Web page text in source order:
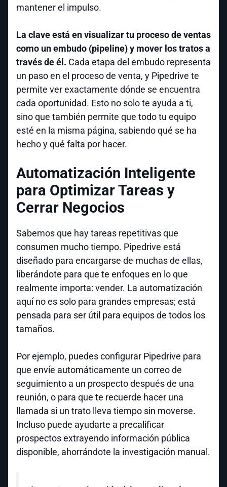
mantener el impulso.
La clave está en visualizar tu proceso de ventas
como un embudo (pipeline) y mover los tratos a
través de él. Cada etapa del embudo representa
un paso en el proceso de venta, y Pipedrive te
permite ver exactamente dónde se encuentra
cada oportunidad. Esto no solo te ayuda a ti,
sino que también permite que todo tu equipo
esté en la misma página, sabiendo qué se ha
hecho y qué falta por hacer.
Automatización Inteligente
para Optimizar Tareas y
Cerrar Negocios
Sabemos que hay tareas repetitivas que
consumen mucho tiempo. Pipedrive está
diseñado para encargarse de muchas de ellas,
liberándote para que te enfoques en lo que
realmente importa: vender. La automatización
aquí no es solo para grandes empresas; está
pensada para ser útil para equipos de todos los
tamaños.
Por ejemplo, puedes configurar Pipedrive para
que envíe automáticamente un correo de
seguimiento a un prospecto después de una
reunión, o para que te recuerde hacer una
llamada si un trato lleva tiempo sin moverse.
Incluso puede ayudarte a precalificar
prospectos extrayendo información pública
disponible, ahorrándote la investigación manual.